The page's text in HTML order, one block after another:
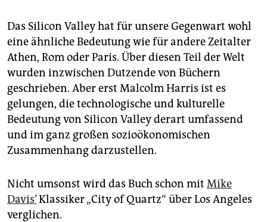
Das Silicon Valley hat für unsere Gegenwart wohl
eine ähnliche Bedeutung wie für andere Zeitalter
Athen, Rom oder Paris. Über diesen Teil der Welt
wurden inzwischen Dutzende von Büchern
geschrieben. Aber erst Malcolm Harris ist es
gelungen, die technologische und kulturelle
Bedeutung von Silicon Valley derart umfassend
und im ganz großen sozioökonomischen
Zusammenhang darzustellen.
Nicht umsonst wird das Buch schon mit Mike
Davis’Klassiker „City of Quartz“ über Los Angeles
verglichen.